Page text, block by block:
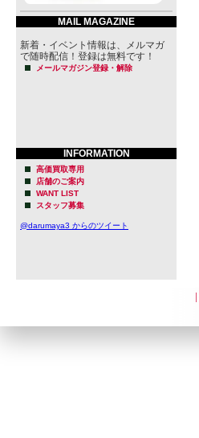
MAIL MAGAZINE
新着・イベント情報は、メルマガ
で随時配信！登録は無料です！
メールマガジン登録・解除
INFORMATION
高価買取専用
店舗のご案内
WANT LIST
スタッフ募集
@darumaya3 からのツイート